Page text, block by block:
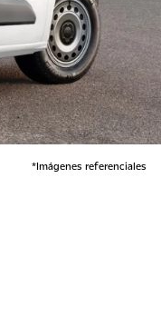
*Imágenes referenciales